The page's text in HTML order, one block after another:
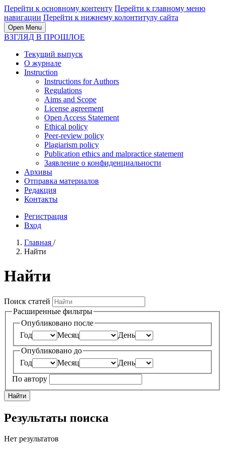
Перейти к основному контенту Перейти к главному меню
навигации Перейти к нижнему колонтитулу сайта
Open Menu
ВЗГЛЯД В ПРОШЛОЕ
Текущий выпуск
О журнале
Instruction
Instructions for Authors
Regulations
Aims and Scope
License agreement
Open Access Statement
Ethical policy
Peer-review policy
Plagiarism policy
Publication ethics and malpractice statement
Заявление о конфиденциальности
Архивы
Отправка материалов
Редакция
Контакты
Регистрация
Вход
Главная /
Найти
Найти
Поиск статей
Расширенные фильтры
Опубликовано после
Год
Месяц
День
Опубликовано до
Год
Месяц
День
По автору
Найти
Результаты поиска
Нет результатов